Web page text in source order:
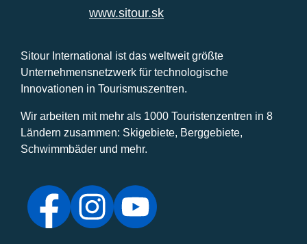
www.sitour.sk
Sitour International ist das weltweit größte
Unternehmensnetzwerk für technologische
Innovationen in Tourismuszentren.
Wir arbeiten mit mehr als 1000 Touristenzentren in 8
Ländern zusammen: Skigebiete, Berggebiete,
Schwimmbäder und mehr.